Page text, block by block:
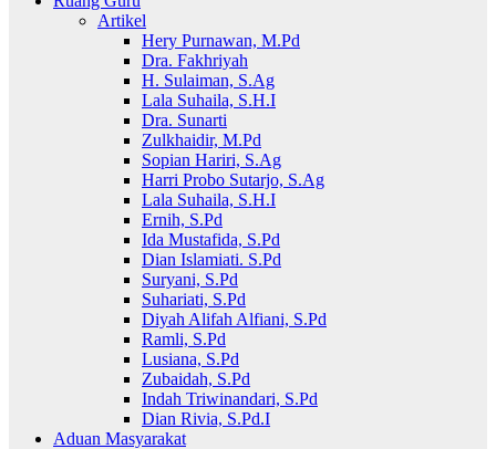
Artikel
Hery Purnawan, M.Pd
Dra. Fakhriyah
H. Sulaiman, S.Ag
Lala Suhaila, S.H.I
Dra. Sunarti
Zulkhaidir, M.Pd
Sopian Hariri, S.Ag
Harri Probo Sutarjo, S.Ag
Lala Suhaila, S.H.I
Ernih, S.Pd
Ida Mustafida, S.Pd
Dian Islamiati. S.Pd
Suryani, S.Pd
Suhariati, S.Pd
Diyah Alifah Alfiani, S.Pd
Ramli, S.Pd
Lusiana, S.Pd
Zubaidah, S.Pd
Indah Triwinandari, S.Pd
Dian Rivia, S.Pd.I
Aduan Masyarakat